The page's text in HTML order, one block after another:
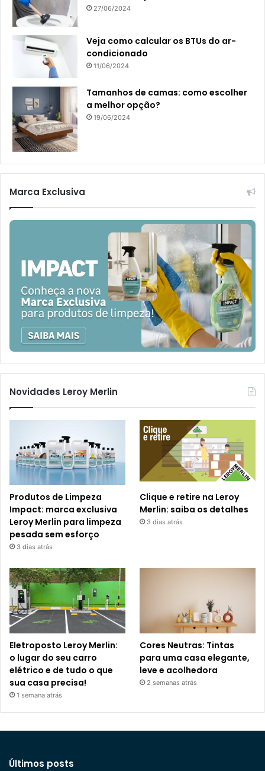
27/06/2024
Veja como calcular os BTUs do ar-
condicionado
11/06/2024
Tamanhos de camas: como escolher
a melhor opção?
19/06/2024
Marca Exclusiva
Novidades Leroy Merlin
Produtos de Limpeza
Impact: marca exclusiva
Leroy Merlin para limpeza
pesada sem esforço
3 dias atrás
Clique e retire na Leroy
Merlin: saiba os detalhes
3 dias atrás
Eletroposto Leroy Merlin:
o lugar do seu carro
elétrico e de tudo o que
sua casa precisa!
1 semana atrás
Cores Neutras: Tintas
para uma casa elegante,
leve e acolhedora
2 semanas atrás
Últimos posts